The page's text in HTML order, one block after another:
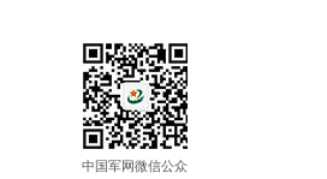
中国军网微信公众